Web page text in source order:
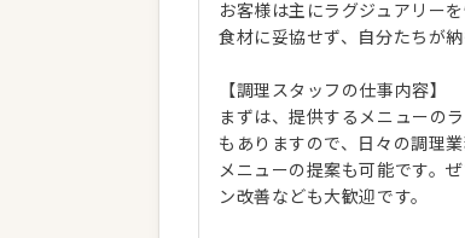
お客様は主にラグジュアリー
食材に妥協せず、自分たちが
【調理スタッフの仕事内容】
まずは、提供するメニューの
もありますので、日々の調理
メニューの提案も可能です。
ン改善なども大歓迎です。